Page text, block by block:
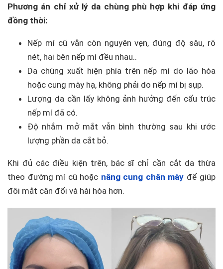
Phương án chỉ xử lý da chùng phù hợp khi đáp ứng
đồng thời:
Nếp mí cũ vẫn còn nguyên vẹn, đúng độ sâu, rõ
nét, hai bên nếp mí đều nhau..
Da chùng xuất hiện phía trên nếp mí do lão hóa
hoặc cung mày hạ, không phải do nếp mí bị sụp.
Lượng da cần lấy không ảnh hưởng đến cấu trúc
nếp mí đã có.
Độ nhắm mở mắt vẫn bình thường sau khi ước
lượng phần da cắt bỏ.
Khi đủ các điều kiện trên, bác sĩ chỉ cần cắt da thừa
theo đường mí cũ hoặc nâng cung chân mày để giúp
đôi mắt cân đối và hài hòa hơn.